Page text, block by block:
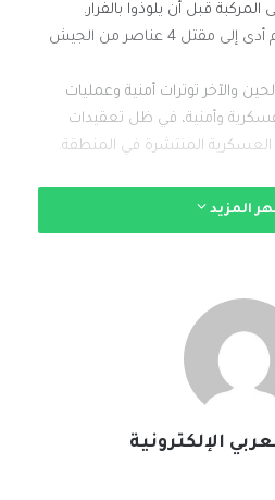
قبل أن يلوذوا بالفرار.
وأفادت مصادر محلية أن الهجوم أدى إلى مقتل 4 عناصر من الجيش
والآخر توترات أمنية وعمليات
وأمنية، في ظل تعقيدات
المنتشرة في المنطقة.
#صحيفة_العربي_الالكترونية
المزيد
الإلكترونية